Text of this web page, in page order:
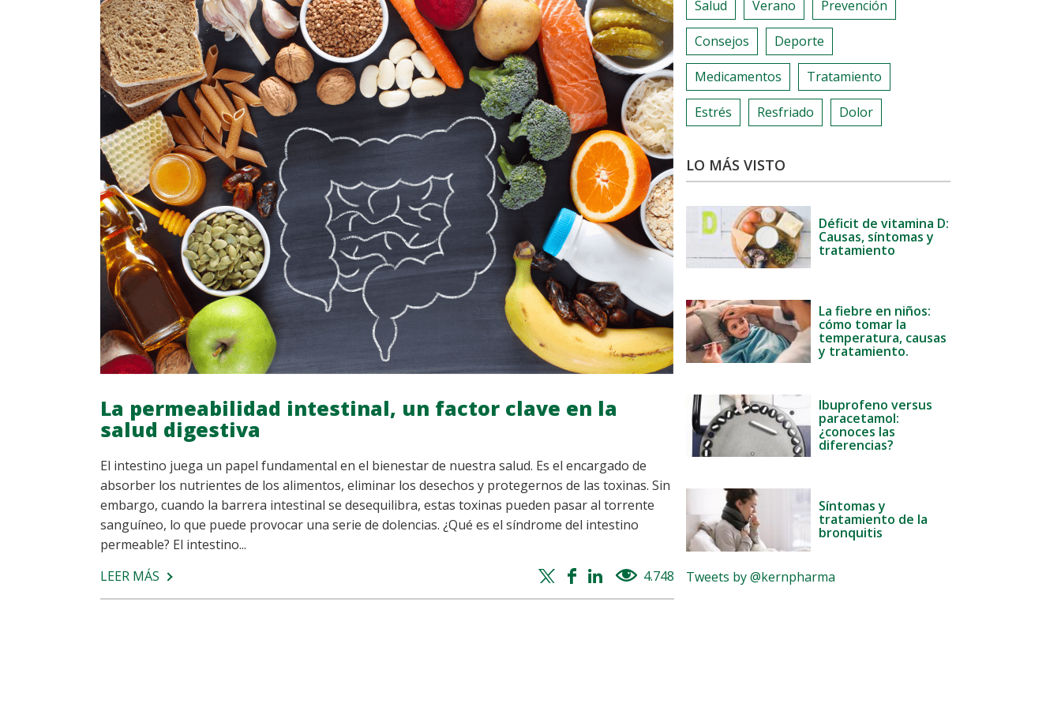
La permeabilidad intestinal, un factor clave en la
salud digestiva
El intestino juega un papel fundamental en el bienestar de nuestra salud. Es el encargado de
absorber los nutrientes de los alimentos, eliminar los desechos y protegernos de las toxinas. Sin
embargo, cuando la barrera intestinal se desequilibra, estas toxinas pueden pasar al torrente
sanguíneo, lo que puede provocar una serie de dolencias. ¿Qué es el síndrome del intestino
permeable? El intestino...
LEER MÁS SOBRE
LA
Twitter
share
Facebook
share
Whatsapp
share
Linkedin
share
4.748 views
Salud Verano Prevención
Consejos Deporte
Medicamentos Tratamiento
Estrés Resfriado Dolor
LO MÁS VISTO
Déficit de vitamina D:
Causas, síntomas y
tratamiento
La fiebre en niños:
cómo tomar la
temperatura, causas
y tratamiento.
Ibuprofeno versus
paracetamol:
¿conoces las
diferencias?
Síntomas y
tratamiento de la
bronquitis
Tweets by @kernpharma